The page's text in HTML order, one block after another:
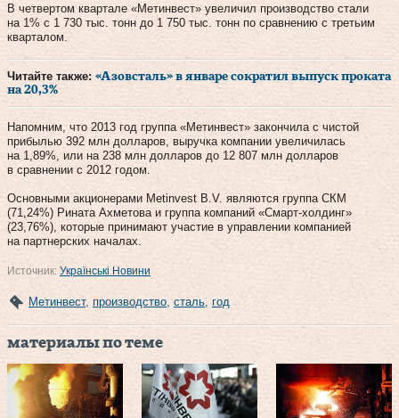
В четвертом квартале «Метинвест» увеличил производство стали
на 1% с 1 730 тыс. тонн до 1 750 тыс. тонн по сравнению с третьим
кварталом.
Читайте также: «Азовсталь» в январе сократил выпуск проката
на 20,3%
Напомним, что 2013 год группа «Метинвест» закончила с чистой
прибылью 392 млн долларов, выручка компании увеличилась
на 1,89%, или на 238 млн долларов до 12 807 млн долларов
в сравнении с 2012 годом.
Основными акционерами Metinvest B.V. являются группа СКМ
(71,24%) Рината Ахметова и группа компаний «Смарт-холдинг»
(23,76%), которые принимают участие в управлении компанией
на партнерских началах.
Источник: Українські Новини
Метинвест, производство сталь год
материалы по теме